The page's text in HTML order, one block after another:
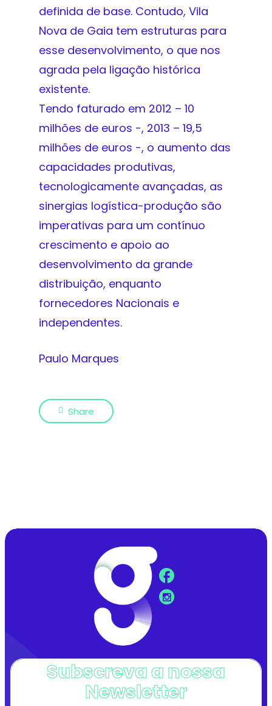
definida de base. Contudo, Vila
Nova de Gaia tem estruturas para
esse desenvolvimento, o que nos
agrada pela ligação histórica
existente.
Tendo faturado em 2012 – 10
milhões de euros -, 2013 – 19,5
milhões de euros -, o aumento das
capacidades produtivas,
tecnologicamente avançadas, as
sinergias logística-produção são
imperativas para um contínuo
crescimento e apoio ao
desenvolvimento da grande
distribuição, enquanto
fornecedores Nacionais e
independentes.
Paulo Marques
Share
Subscreva a nossa
Newsletter